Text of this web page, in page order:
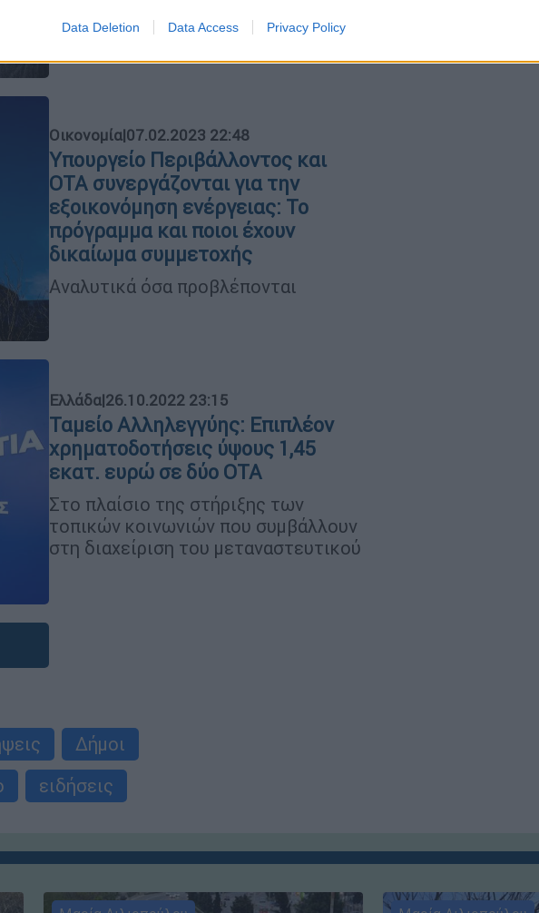
Data Deletion Data Access Privacy Policy
ελληνικού δημοσίου
Οικονομία|07.02.2023 22:48
Υπουργείο Περιβάλλοντος και
ΟΤΑ συνεργάζονται για την
εξοικονόμηση ενέργειας: Το
πρόγραμμα και ποιοι έχουν
δικαίωμα συμμετοχής
Αναλυτικά όσα προβλέπονται
Ελλάδα|26.10.2022 23:15
Ταμείο Αλληλεγγύης: Επιπλέον
χρηματοδοτήσεις ύψους 1,45
εκατ. ευρώ σε δύο ΟΤΑ
Στο πλαίσιο της στήριξης των
τοπικών κοινωνιών που συμβάλλουν
στη διαχείριση του μεταναστευτικού
Δήμοι
ειδήσεις